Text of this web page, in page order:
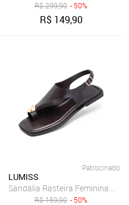
R$299,90 - 50%
R$ 149,90
Calce Fácil Sintético
Patrocinado
LUMISS
Sandália Rasteira Feminina
R$159,90 - 50%